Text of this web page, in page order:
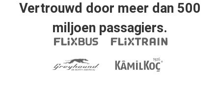
Vertrouwd door meer dan 500
miljoen passagiers.